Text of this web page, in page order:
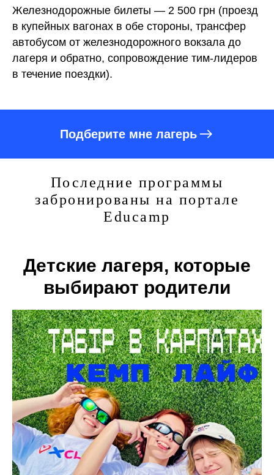
Железнодорожные билеты — 2 500 грн (проезд
в купейных вагонах в обе стороны, трансфер
автобусом от железнодорожного вокзала до
лагеря и обратно, сопровождение тим-лидеров
в течение поездки).
Подберите мне лагерь
Последние программы
забронированы на портале
Educamp
Детские лагеря, которые
выбирают родители